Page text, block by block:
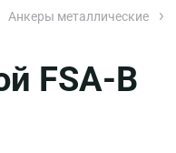
Анкеры металлические
FSA-B